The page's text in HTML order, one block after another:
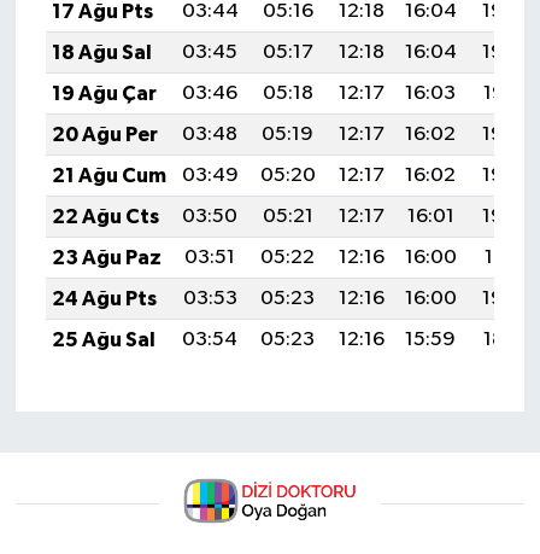
17 Ağu Pts
03:44 05:16 12:18 16:04
19:09
18 Ağu Sal
03:45 05:17 12:18 16:04
19:08
19 Ağu Çar
03:46 05:18 12:17 16:03
19:07
20 Ağu Per
03:48 05:19 12:17 16:02
19:05
21 Ağu Cum
03:49 05:20 12:17 16:02
19:04
22 Ağu Cts
03:50 05:21 12:17 16:01
19:03
23 Ağu Paz
03:51 05:22 12:16 16:00
19:01
24 Ağu Pts
03:53 05:23 12:16 16:00
19:00
25 Ağu Sal
03:54 05:23 12:16 15:59 18:58